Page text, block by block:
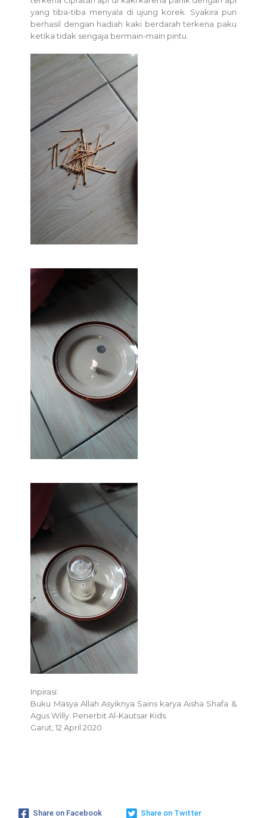
yang tiba-tiba menyala di ujung korek. Syakira pun
berhasil dengan hadiah kaki berdarah terkena paku
ketika tidak sengaja bermain-main pintu.
Inpirasi:
Buku Masya Allah Asyiknya Sains karya Aisha Shafa &
Agus Willy. Penerbit Al-Kautsar Kids.
Garut, 12 April 2020
Share on Facebook Share on Twitter